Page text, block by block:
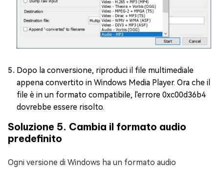
Dopo la conversione, riproduci il file multimediale
appena convertito in Windows Media Player. Ora che il
file è in un formato compatibile, l'errore 0xc00d36b4
dovrebbe essere risolto.
Soluzione 5. Cambia il formato audio
predefinito
Ogni versione di Windows ha un formato audio